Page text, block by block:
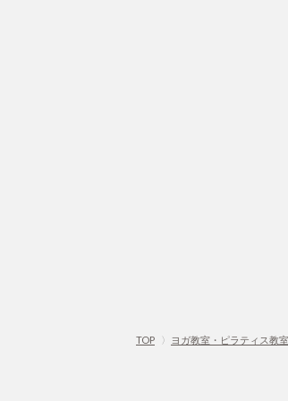
TOP 〉 ヨガ教室・ピラティス教